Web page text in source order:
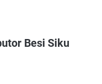
Besi Siku